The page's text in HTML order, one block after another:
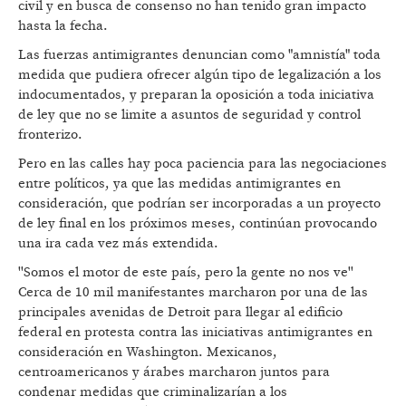
civil y en busca de consenso no han tenido gran impacto
hasta la fecha.
Las fuerzas antimigrantes denuncian como "amnistía" toda
medida que pudiera ofrecer algún tipo de legalización a los
indocumentados, y preparan la oposición a toda iniciativa
de ley que no se limite a asuntos de seguridad y control
fronterizo.
Pero en las calles hay poca paciencia para las negociaciones
entre políticos, ya que las medidas antimigrantes en
consideración, que podrían ser incorporadas a un proyecto
de ley final en los próximos meses, continúan provocando
una ira cada vez más extendida.
''Somos el motor de este país, pero la gente no nos ve''
Cerca de 10 mil manifestantes marcharon por una de las
principales avenidas de Detroit para llegar al edificio
federal en protesta contra las iniciativas antimigrantes en
consideración en Washington. Mexicanos,
centroamericanos y árabes marcharon juntos para
condenar medidas que criminalizarían a los